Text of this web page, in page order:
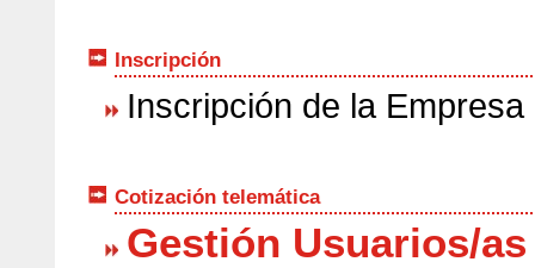
Inscripción
Inscripción de la
Cotización telemática
Gestión Usuarios/as